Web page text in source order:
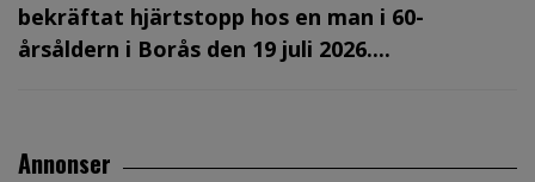
bekräftat hjärtstopp hos en man i 60-
årsåldern i Borås den 19 juli 2026....
Annonser